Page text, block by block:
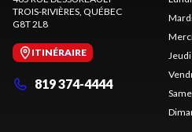
TROIS-RIVIÈRES, QUÉBEC
G8T 2L8
ITINÉRAIRE
819 374-4444
Jeudi